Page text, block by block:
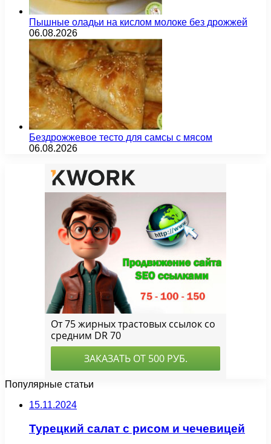
Пышные оладьи на кислом молоке без дрожжей
06.08.2026
Бездрожжевое тесто для самсы с мясом
06.08.2026
Популярные статьи
15.11.2024
Турецкий салат с рисом и чечевицей